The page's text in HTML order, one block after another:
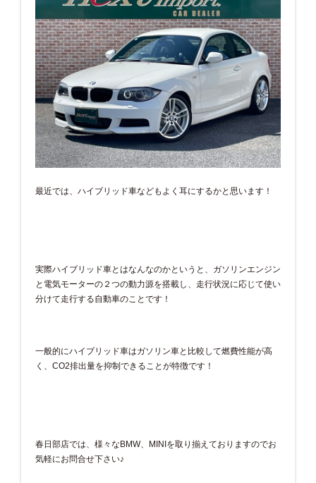
最近では、ハイブリッド車などもよく耳にするかと思います！
実際ハイブリッド車とはなんなのかというと、ガソリンエンジン
と電気モーターの２つの動力源を搭載し、走行状況に応じて使い
分けて走行する自動車のことです！
一般的にハイブリッド車はガソリン車と比較して燃費性能が高
く、CO2排出量を抑制できることが特徴です！
春日部店では、様々なBMW、MINIを取り揃えておりますのでお
気軽にお問合せ下さい♪